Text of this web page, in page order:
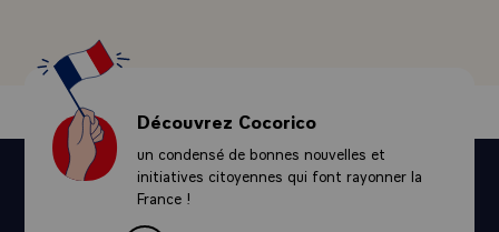
nouveau je compte sur votre indulgence, pour pardonner
nos faiblesses, nos insuffisances inévitables. Mais vous
avez devant vos yeux, un pays en reconstruction, un pays
qui suit également la voie de la démocratie, et je crois
que tous ces éléments font l'originalité et la force de la
Francophonie.
- Voilà ce que je voulais dire, simplement, en quelque
mots d'introduction, en vous remerciant tous à nouveau
Découvrez Cocorico
un condensé de bonnes nouvelles et
initiatives citoyennes qui font rayonner la
France !